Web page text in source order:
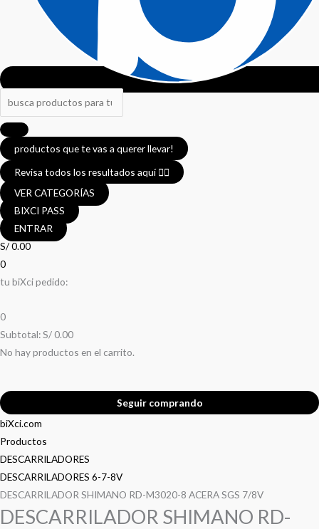
productos que te vas a querer llevar!
Revisa todos los resultados aquí 👈🏼
VER CATEGORÍAS
BIXCI PASS
ENTRAR
S/0.00
0
tu biXci pedido:
0
Subtotal:S/ 0.00
No hay productos en el carrito.
Seguir comprando
biXci.com
Productos
DESCARRILADORES
DESCARRILADORES 6-7-8V
DESCARRILADOR SHIMANO RD-M3020-8 ACERA SGS 7/8V
DESCARRILADOR SHIMANO RD-